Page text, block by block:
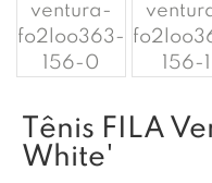
Tênis FILA
White'